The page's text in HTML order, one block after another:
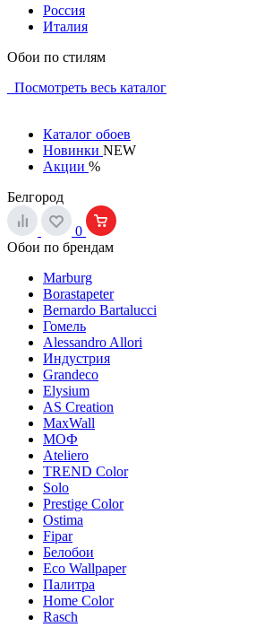
Россия
Италия
Обои по стилям
Посмотреть весь каталог
Каталог обоев
Новинки NEW
Акции %
Белгород
0
Обои по брендам
Marburg
Borastapeter
Bernardo Bartalucci
Гомель
Alessandro Allori
Индустрия
Grandeco
Elysium
AS Creation
MaxWall
МОФ
Ateliero
TREND Color
Solo
Prestige Color
Ostima
Fipar
Белобои
Eco Wallpaper
Палитра
Home Color
Rasch